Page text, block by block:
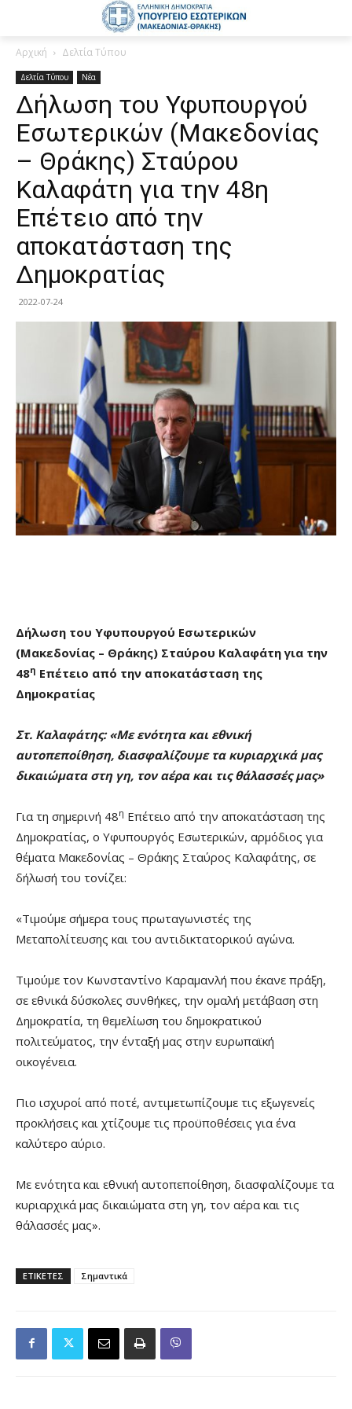
Αρχική Δελτία Τύπου
Δελτία Τύπου Νέα
Δήλωση του Υφυπουργού
Εσωτερικών (Μακεδονίας
– Θράκης) Σταύρου
Καλαφάτη για την 48η
Επέτειο από την
αποκατάσταση της
Δημοκρατίας
2022-07-24
Δήλωση του Υφυπουργού Εσωτερικών
(Μακεδονίας – Θράκης) Σταύρου Καλαφάτη για την
48η Επέτειο από την αποκατάσταση της
Δημοκρατίας
Στ. Καλαφάτης: «Με ενότητα και εθνική
αυτοπεποίθηση, διασφαλίζουμε τα κυριαρχικά μας
δικαιώματα στη γη, τον αέρα και τις θάλασσές μας»
Για τη σημερινή 48η Επέτειο από την αποκατάσταση της
Δημοκρατίας, ο Υφυπουργός Εσωτερικών, αρμόδιος για
θέματα Μακεδονίας – Θράκης Σταύρος Καλαφάτης, σε
δήλωσή του τονίζει:
«Τιμούμε σήμερα τους πρωταγωνιστές της
Μεταπολίτευσης και του αντιδικτατορικού αγώνα.
Τιμούμε τον Κωνσταντίνο Καραμανλή που έκανε πράξη,
σε εθνικά δύσκολες συνθήκες, την ομαλή μετάβαση στη
Δημοκρατία, τη θεμελίωση του δημοκρατικού
πολιτεύματος, την ένταξή μας στην ευρωπαϊκή
οικογένεια.
Πιο ισχυροί από ποτέ, αντιμετωπίζουμε τις εξωγενείς
προκλήσεις και χτίζουμε τις προϋποθέσεις για ένα
καλύτερο αύριο.
Με ενότητα και εθνική αυτοπεποίθηση, διασφαλίζουμε τα
κυριαρχικά μας δικαιώματα στη γη, τον αέρα και τις
θάλασσές μας».
ΕΤΙΚΕΤΕΣ Σημαντικά